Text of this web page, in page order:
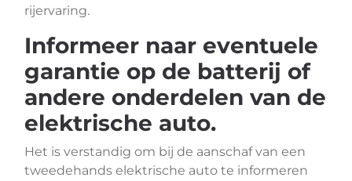
rijervaring.
Informeer naar eventuele
garantie op de batterij of
andere onderdelen van de
elektrische auto.
Het is verstandig om bij de aanschaf van een
tweedehands elektrische auto te informeren